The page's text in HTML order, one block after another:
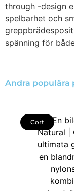
through -design
spelbarhet och
spänning för
Andra populära
Cort